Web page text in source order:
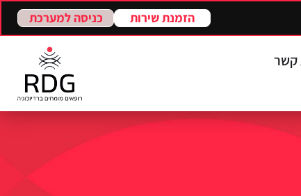
כניסה למערכת הזמנת שירות
קשר